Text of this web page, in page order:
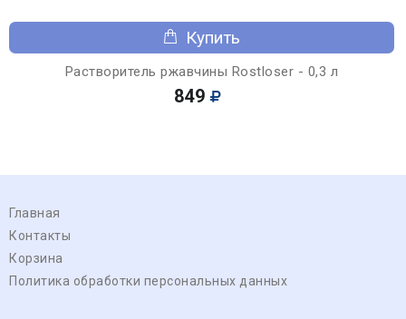
Купить
Растворитель ржавчины Rostloser - 0,3 л
849
Главная
Контакты
Корзина
Политика обработки персональных данных